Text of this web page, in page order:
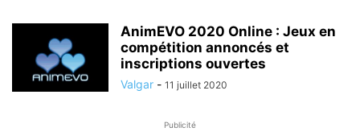
AnimEVO 2020 Online : Jeux en
compétition annoncés et
inscriptions ouvertes
Valgar - 11 juillet 2020
Publicité